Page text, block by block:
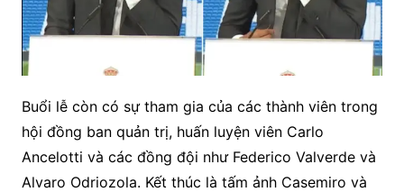
Buổi lễ còn có sự tham gia của các thành viên trong
hội đồng ban quản trị, huấn luyện viên Carlo
Ancelotti và các đồng đội như Federico Valverde và
Alvaro Odriozola. Kết thúc là tấm ảnh Casemiro và